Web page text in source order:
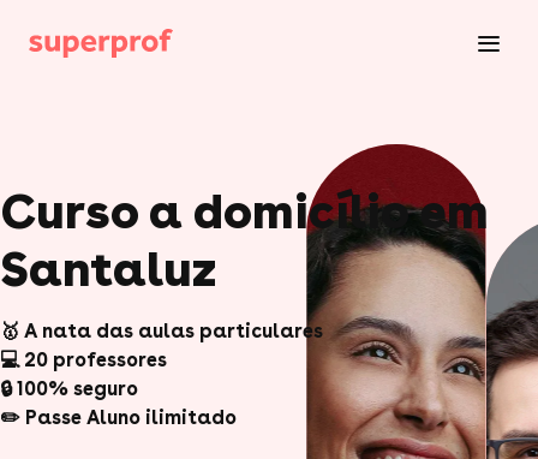
Curso a domicílio em
Santaluz
🥇 A nata das aulas particulares
💻 20 professores
🔒 100% seguro
✏️ Passe Aluno ilimitado